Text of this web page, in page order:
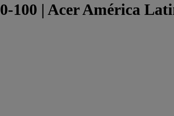
100 | Acer América